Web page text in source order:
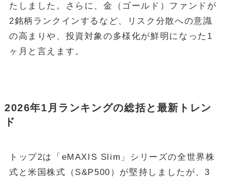
たしました。さらに、金（ゴールド）ファンドが
2銘柄ランクインするなど、リスク分散への意識
の高まりや、投資対象の多様化が鮮明になった1
ヶ月と言えます。
2026年1月ランキングの総括と最新トレン
ド
トップ2は「eMAXIS Slim」シリーズの全世界株
式と米国株式（S&P500）が堅持しましたが、3